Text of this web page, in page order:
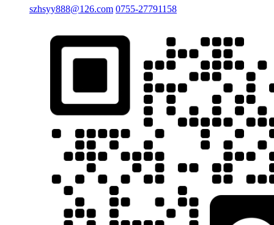
szhsyy888@126.com 0755-27791158